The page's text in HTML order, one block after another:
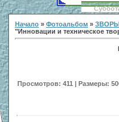
Начало » Фотоальбом »
"Инновации и техническое
Просмотров: 411 | Размеры: